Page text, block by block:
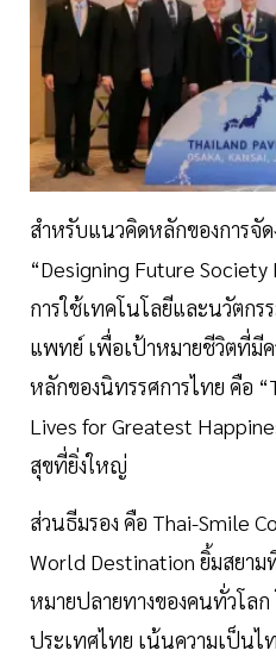
สำหรับแนวคิดหลักของการจั
“Designing Future Society
การใช้เทคโนโลยีและนวัตก
แพทย์ เพื่อเป้าหมายชีวิตที่มี
หลักของนิทรรศการไทย คือ
Lives for Greatest
สุขที่ยิ่งใหญ่
ส่วนธีมรอง คือ Thai-Smile
World Destination ยิ้มสยาม
หมายปลายทางของคนทั่วโลก
ประเทศไทย เน้นความเป็นไ